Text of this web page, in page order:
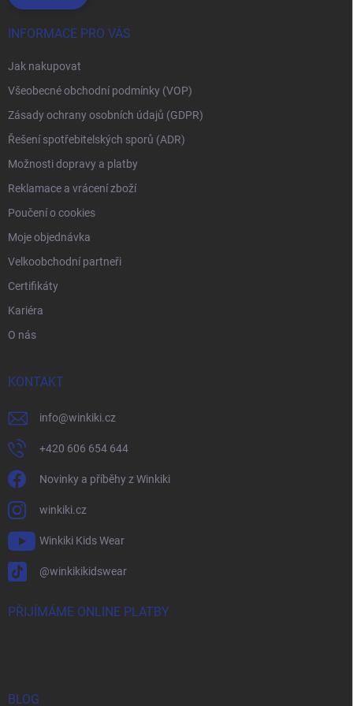
INFORMACE PRO VÁS
Jak nakupovat
Všeobecné obchodní podmínky (VOP)
Zásady ochrany osobních údajů (GDPR)
Řešení spotřebitelských sporů (ADR)
Možnosti dopravy a platby
Reklamace a vrácení zboží
Poučení o cookies
Moje objednávka
Velkoobchodní partneři
Certifikáty
Kariéra
O nás
KONTAKT
info@winkiki.cz
+420 606 654 644
Novinky a příběhy z Winkiki
winkiki.cz
Winkiki Kids Wear
@winkikikidswear
PŘIJÍMÁME ONLINE PLATBY
BLOG